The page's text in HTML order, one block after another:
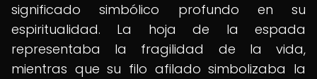
significado simbólico profundo en su
espiritualidad. La hoja de la espada
representaba la fragilidad de la vida,
mientras que su filo afilado simbolizaba la